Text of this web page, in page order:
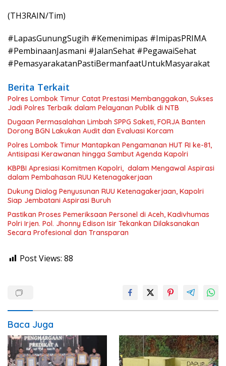
(TH3RAIN/Tim)
#LapasGunungSugih #Kemenimipas #ImipasPRIMA
#PembinaanJasmani #JalanSehat #PegawaiSehat
#PemasyarakatanPastiBermanfaatUntukMasyarakat
Berita Terkait
Polres Lombok Timur Catat Prestasi Membanggakan, Sukses
Jadi Polres Terbaik dalam Pelayanan Publik di NTB
Dugaan Permasalahan Limbah SPPG Saketi, FORJA Banten
Dorong BGN Lakukan Audit dan Evaluasi Korcam
Polres Lombok Timur Mantapkan Pengamanan HUT RI ke-81,
Antisipasi Kerawanan hingga Sambut Agenda Kapolri
KBPBI Apresiasi Komitmen Kapolri, dalam Mengawal Aspirasi
dalam Pembahasan RUU Ketenagakerjaan
Dukung Dialog Penyusunan RUU Ketenagakerjaan, Kapolri
Siap Jembatani Aspirasi Buruh
Pastikan Proses Pemeriksaan Personel di Aceh, Kadivhumas
Polri Irjen. Pol. Jhonny Edison Isir Tekankan Dilaksanakan
Secara Profesional dan Transparan
Post Views: 88
Baca Juga